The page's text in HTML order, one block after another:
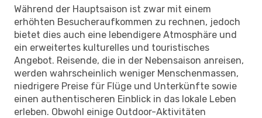
Während der Hauptsaison ist zwar mit einem
erhöhten Besucheraufkommen zu rechnen, jedoch
bietet dies auch eine lebendigere Atmosphäre und
ein erweitertes kulturelles und touristisches
Angebot. Reisende, die in der Nebensaison anreisen,
werden wahrscheinlich weniger Menschenmassen,
niedrigere Preise für Flüge und Unterkünfte sowie
einen authentischeren Einblick in das lokale Leben
erleben. Obwohl einige Outdoor-Aktivitäten